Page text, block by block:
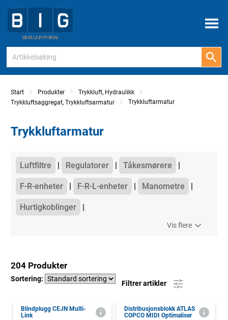
Meny
Start Produkter
Trykkluft, Hydraulikk
Trykkluftsaggregat, Trykkluftsarmatur
Trykkluftarmatur
Trykkluftarmatur
Kategorier
Luftfiltre Regulatorer Tåkesmørere
F-R-enheter F-R-L-enheter Manometre
Hurtigkoblinger
Vis flere
204 Produkter
Sortering:
Filtrer artikler
Blindplugg CEJN Multi-
Link
Distribusjonsblokk ATLAS
COPCO MIDI Optimaliser